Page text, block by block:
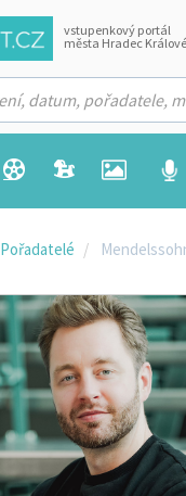
vstupenkový portál
města Hradec Králové
Pořadatelé